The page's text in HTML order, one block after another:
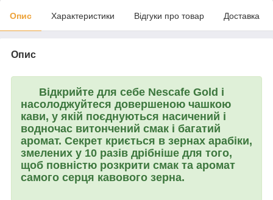
Опис Характеристики Відгуки про товар Доставка
Опис
Відкрийте для себе Nescafe Gold і
насолоджуйтеся довершеною чашкою
кави, у якій поєднуються насичений і
водночас витончений смак і багатий
аромат. Секрет криється в зернах арабіки,
змелених у 10 разів дрібніше для того,
щоб повністю розкрити смак та аромат
самого серця кавового зерна.